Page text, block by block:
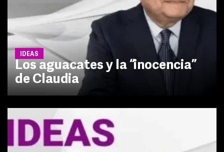
IDEAS
Los aguacates y la “inocencia”
de Claudia